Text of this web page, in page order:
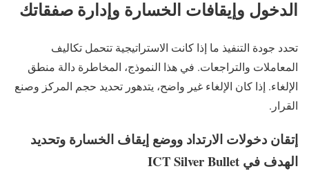
الدخول وإيقافات الخسارة وإدارة صفقاتك
تحدد جودة التنفيذ ما إذا كانت الاستراتيجية تتحمل تكاليف
المعاملات والتراجعات. في هذا النموذج، المخاطرة دالة منطق
الإلغاء. إذا كان الإلغاء غير واضح، يتدهور تحديد حجم المركز وصنع
القرار.
إتقان دخولات الارتداد ووضع إيقاف الخسارة وتحديد
الهدف في ICT Silver Bullet